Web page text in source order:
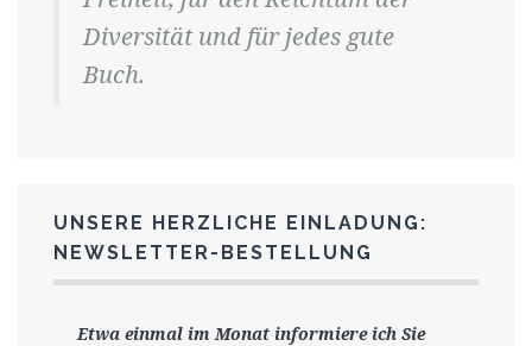
Diversität und für jedes gute
Buch.
UNSERE HERZLICHE EINLADUNG:
NEWSLETTER-BESTELLUNG
Etwa einmal im Monat informiere ich Sie